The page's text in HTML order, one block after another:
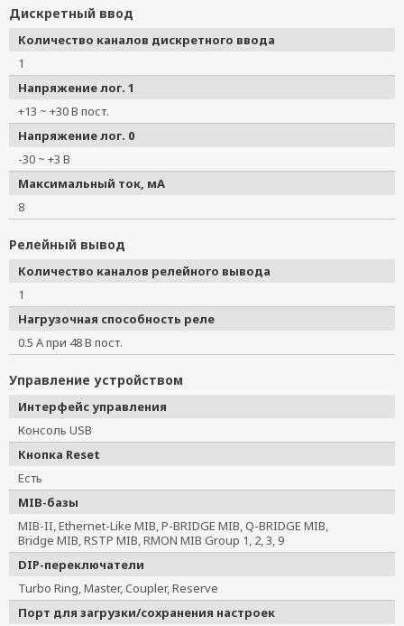
Дискретный ввод
Количество каналов дискретного ввода
1
Напряжение лог. 1
+13 ~ +30 В пост.
Напряжение лог. 0
-30 ~ +3 В
Максимальный ток, мА
8
Релейный вывод
Количество каналов релейного вывода
1
Нагрузочная способность реле
0.5 А при 48 В пост.
Управление устройством
Интерфейс управления
Консоль USB
Кнопка Reset
Есть
MIB-базы
MIB-II, Ethernet-Like MIB, P-BRIDGE MIB, Q-BRIDGE MIB,
Bridge MIB, RSTP MIB, RMON MIB Group 1, 2, 3, 9
DIP-переключатели
Turbo Ring, Master, Coupler, Reserve
Порт для загрузки/сохранения настроек